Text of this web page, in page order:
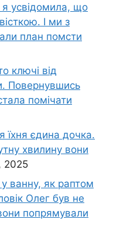
я усвідомила, що
І ми з
план помсти
ключі від
Повернувшись
помічати
їхня єдина дочка.
хвилину вони
2025
ванну, як раптом
Олег був не
попрямували